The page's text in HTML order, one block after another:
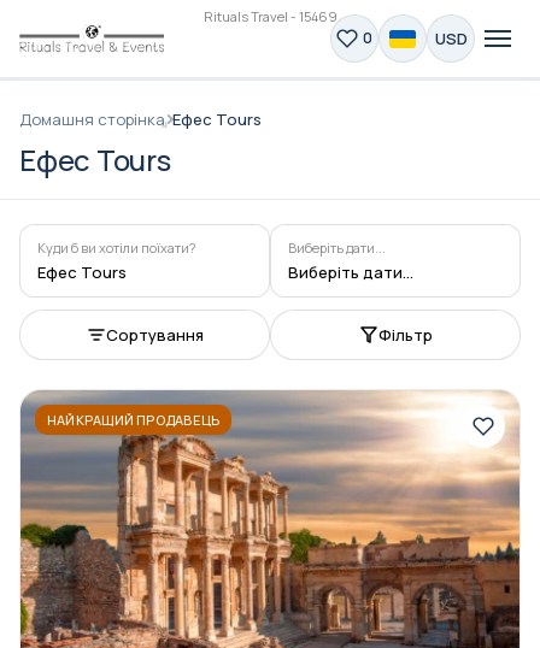
Rituals Travel - 15469
0 USD
Домашня сторінка Ефес Tours
Ефес Tours
Куди б ви хотіли поїхати?
Ефес Tours
Виберіть дати...
Виберіть дати...
Сортування Фільтр
НАЙКРАЩИЙ ПРОДАВЕЦЬ